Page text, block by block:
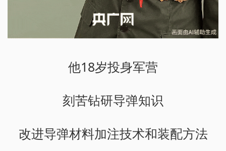
他18岁投身军营
刻苦钻研导弹知识
改进导弹材料加注技术和装配方法